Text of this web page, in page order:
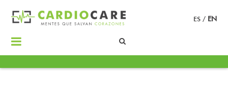
ES / EN